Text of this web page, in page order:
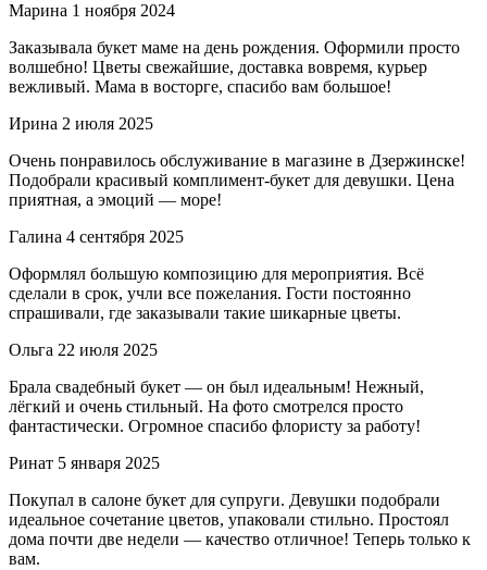
Марина 1 ноября 2024
Заказывала букет маме на день рождения. Оформили просто
волшебно! Цветы свежайшие, доставка вовремя, курьер
вежливый. Мама в восторге, спасибо вам большое!
Ирина 2 июля 2025
Очень понравилось обслуживание в магазине в Дзержинске!
Подобрали красивый комплимент-букет для девушки. Цена
приятная, а эмоций — море!
Галина 4 сентября 2025
Оформлял большую композицию для мероприятия. Всё
сделали в срок, учли все пожелания. Гости постоянно
спрашивали, где заказывали такие шикарные цветы.
Ольга 22 июля 2025
Брала свадебный букет — он был идеальным! Нежный,
лёгкий и очень стильный. На фото смотрелся просто
фантастически. Огромное спасибо флористу за работу!
Ринат 5 января 2025
Покупал в салоне букет для супруги. Девушки подобрали
идеальное сочетание цветов, упаковали стильно. Простоял
дома почти две недели — качество отличное! Теперь только к
вам.